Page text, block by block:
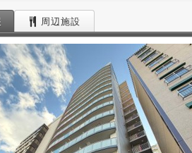
周辺施設